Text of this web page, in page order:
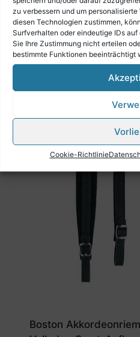
zu verbessern und um
diesen Technologien zustimmen,
Surfverhalten oder eindeutige IDs auf
Sie Ihre Zustimmung nicht erteilen
bestimmte Funktionen beeinträchtigt
Cookie-Richtlinie
Boston